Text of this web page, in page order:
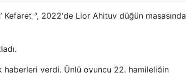
Kefaret “, 2022'de Lior Ahituv düğün masasında
verdi. Ünlü oyuncu 22. hamileliğin